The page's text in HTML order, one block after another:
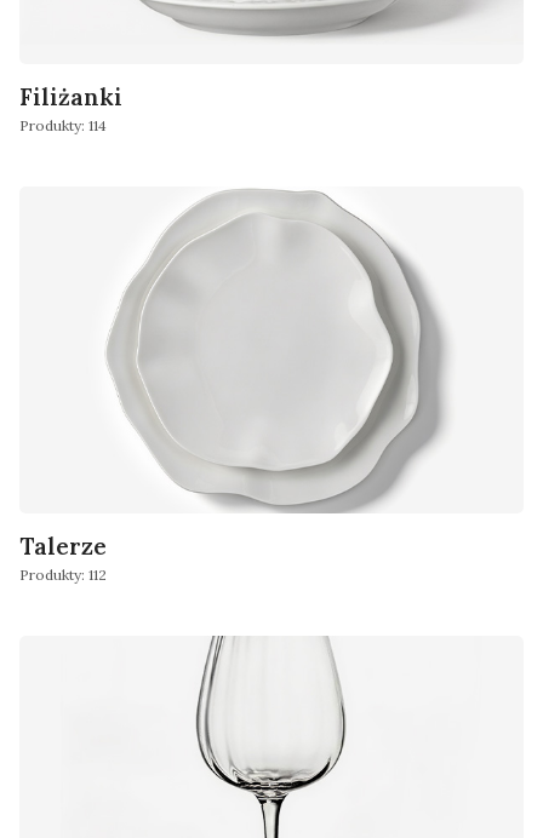
Filiżanki
Produkty: 114
Talerze
Produkty: 112